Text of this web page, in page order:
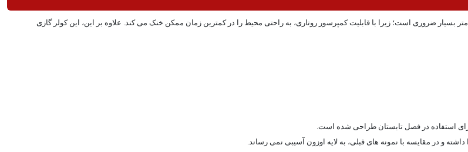
خرید کولر گازی کیوفورماتیک با ظرفیت 30000 بی تی یو بر ساعت، برای فضاهایی با متراژ بالای 50 متر بسیار ضروری است؛ زیرا با قابلیت کمپرسور روتاری، به راحتی محیط را در کمترین زمان ممکن خنک می کند. علاوه بر این، این کولر گازی